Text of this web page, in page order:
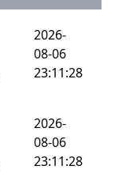
2026-
08-06
23:11:28
2026-
08-06
23:11:28